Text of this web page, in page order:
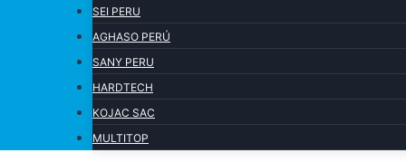
SEI PERU
AGHASO PERÚ
SANY PERU
HARDTECH
KOJAC SAC
MULTITOP